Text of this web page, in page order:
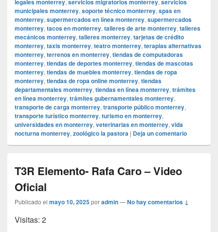
legales monterrey, servicios migratorios monterrey, servicios
municipales monterrey, soporte técnico monterrey, spas en
monterrey, supermercados en línea monterrey, supermercados
monterrey, tacos en monterrey, talleres de arte monterrey, talleres
mecánicos monterrey, talleres monterrey, tarjetas de crédito
monterrey, taxis monterrey, teatro monterrey, terapias alternativas
monterrey, terrenos en monterrey, tiendas de computadoras
monterrey, tiendas de deportes monterrey, tiendas de mascotas
monterrey, tiendas de muebles monterrey, tiendas de ropa
monterrey, tiendas de ropa online monterrey, tiendas
departamentales monterrey, tiendas en línea monterrey, trámites
en línea monterrey, trámites gubernamentales monterrey,
transporte de carga monterrey, transporte público monterrey,
transporte turístico monterrey, turismo en monterrey,
universidades en monterrey, veterinarias en monterrey, vida
nocturna monterrey, zoológico la pastora | Deja un comentario
T3R Elemento- Rafa Caro – Video
Oficial
Publicado el mayo 10, 2025poradmin—No hay comentarios ↓
Visitas: 2